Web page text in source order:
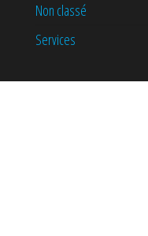
Non classé
Services